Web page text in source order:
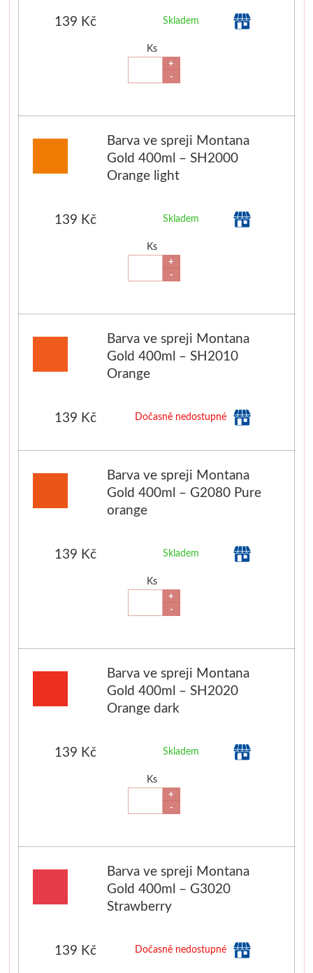
Palety a kazety
Kyblíky
Montana Black
Olejové barvy
PanPastel
Jednotlivé barvy
Pébéo
Akryl
Pryskyřice
Pfeil - Swiss made
Rydla
Dláta
Barvy
Olej
139 Kč Skladem
Ks
+
-
Barva ve spreji Montana
Gold 400ml – SH2000
Orange light
139 Kč Skladem
Ks
+
-
Barva ve spreji Montana
Gold 400ml – SH2010
Orange
139 Kč Dočasně nedostupné
Barva ve spreji Montana
Gold 400ml – G2080 Pure
orange
139 Kč Skladem
Ks
+
-
Barva ve spreji Montana
Gold 400ml – SH2020
Orange dark
139 Kč Skladem
Ks
+
-
Barva ve spreji Montana
Gold 400ml – G3020
Strawberry
139 Kč Dočasně nedostupné